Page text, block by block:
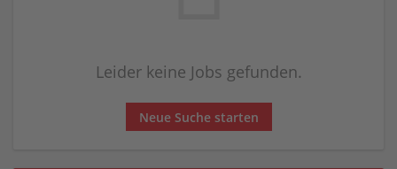
Leider keine Jobs gefunden.
Neue Suche starten